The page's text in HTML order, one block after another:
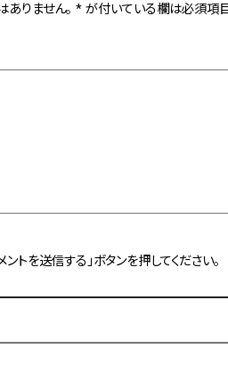
ありません。 * が付いている欄は必須項目
トを送信する」ボタンを押してください。